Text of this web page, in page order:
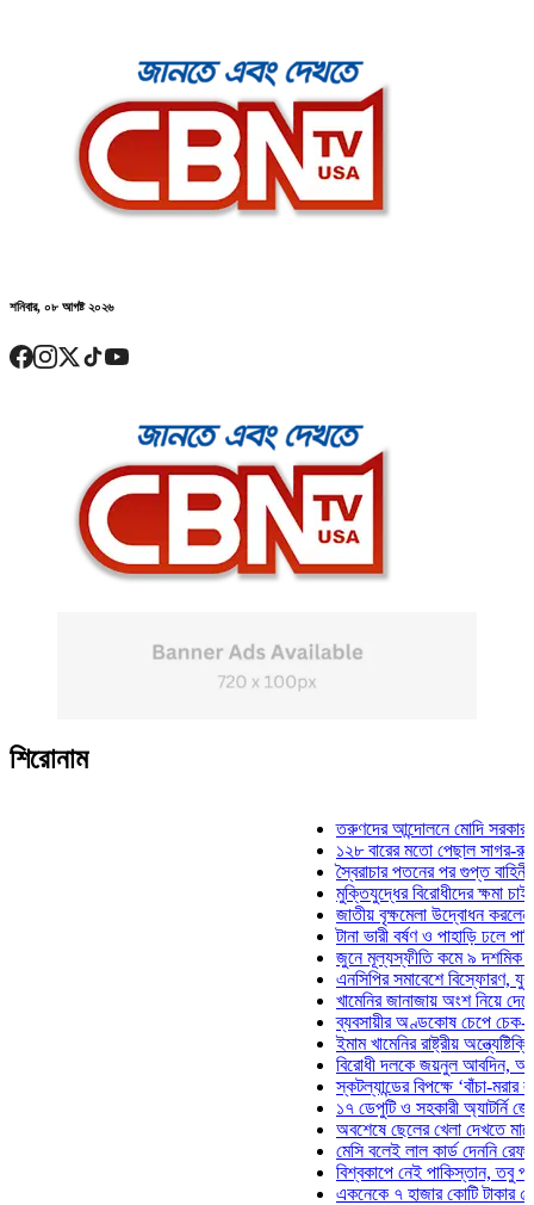
শনিবার, ০৮ আগষ্ট ২০২৬
শিরোনাম
তরুণদের আন্দোলনে মোদি সরকার দুর্বল
১২৮ বারের মতো পেছাল সাগর-রুনি
স্বৈরাচার পতনের পর গুপ্ত বাহিনীর
মুক্তিযুদ্ধের বিরোধীদের ক্ষমা চাইতে
জাতীয় বৃক্ষমেলা উদ্বোধন করলেন
টানা ভারী বর্ষণ ও পাহাড়ি ঢলে পানিবন্দি
জুনে মূল্যস্ফীতি কমে ৯ দশমিক ১৬
এনসিপির সমাবেশে বিস্ফোরণ, যুবলীগের
খামেনির জানাজায় অংশ নিয়ে দেশে
ব্যবসায়ীর অণ্ডকোষ চেপে চেক-
ইমাম খামেনির রাষ্ট্রীয়
বিরোধী দলকে জয়নুল আবদিন, আপনারা
স্কটল্যান্ডের বিপক্ষে ‘বাঁচা-মরার
১৭ ডেপুটি ও সহকারী অ্যাটর্নি
অবশেষে ছেলের খেলা দেখতে মাঠে
মেসি বলেই লাল কার্ড দেননি রেফারি!
বিশ্বকাপে নেই পাকিস্তান, তবু প্রতিটি
একনেকে ৭ হাজার কোটি টাকার ৫